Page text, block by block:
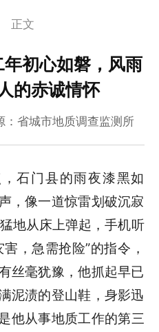
正文
初心如磐，风雨
的赤诚情怀
：省城市地质调查监测所
石门县的雨夜漆黑如
，像一道惊雷划破沉寂
地从床上弹起，手机听
，急需抢险”的指令，
丝毫犹豫，他抓起早已
泥渍的登山鞋，身影迅
从事地质工作的第三